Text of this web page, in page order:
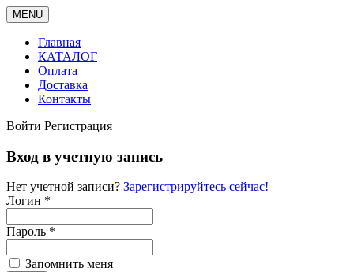
MENU
Главная
КАТАЛОГ
Оплата
Доставка
Контакты
Войти Регистрация
Вход в учетную запись
Нет учетной записи? Зарегистрируйтесь сейчас!
Логин *
Пароль *
Запомнить меня